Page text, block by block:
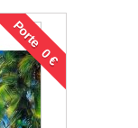
Porte 0 €